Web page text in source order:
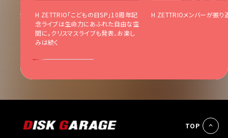
れた渋
H ZETTRIO「こどもの日SP」10周年記
念ライブは生命力にあふれた自由な空
間に。クリスマスライブも発表、お楽し
みは続く
H ZETTRIOメンバーが振り
TOP